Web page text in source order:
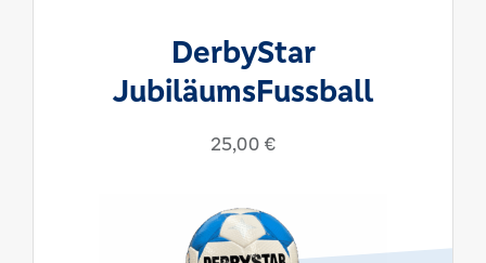
DerbyStar
JubiläumsFussball
25,00 €